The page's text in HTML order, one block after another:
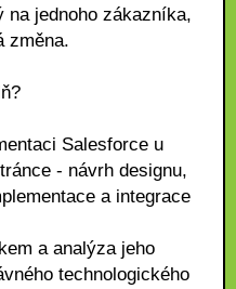
na jednoho zákazníka,
změna.
Salesforce u
- návrh designu,
a integrace
a analýza jeho
technologického